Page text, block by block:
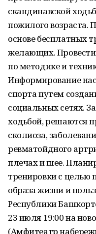
скандинавской
пожилого возраста.
основе бесплатных
желающих.
по методике и
Информирование
спорта путем
социальных сетях.
ходьбой, решаются
сколиоза,
ревматойдного
плечах и шее.
тренировки с целью
образа жизни и
Республики
23 июля 19:00 на
(Амфитеатр